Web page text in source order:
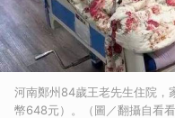
河南鄭州84歲王老先生住院，
幣648元）。（圖／翻攝自看看